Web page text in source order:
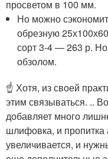
просветом в 100 мм.
Но можно
обрезную
сорт 3-4 — 263 р. Но
обзолом.
☝️ Хотя, из своей
этим связываться. ..
добавляет много
шлифовка, и
увеличивается, и